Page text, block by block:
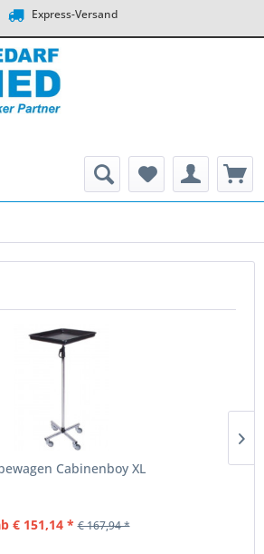
Express-Versand
Cabinenboy XL
€ 151,14 * € 167,94 *